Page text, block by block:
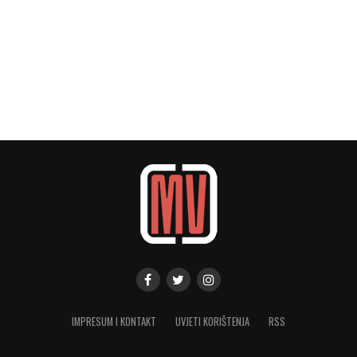
IMPRESUM I KONTAKT UVJETI KORIŠTENJA RSS